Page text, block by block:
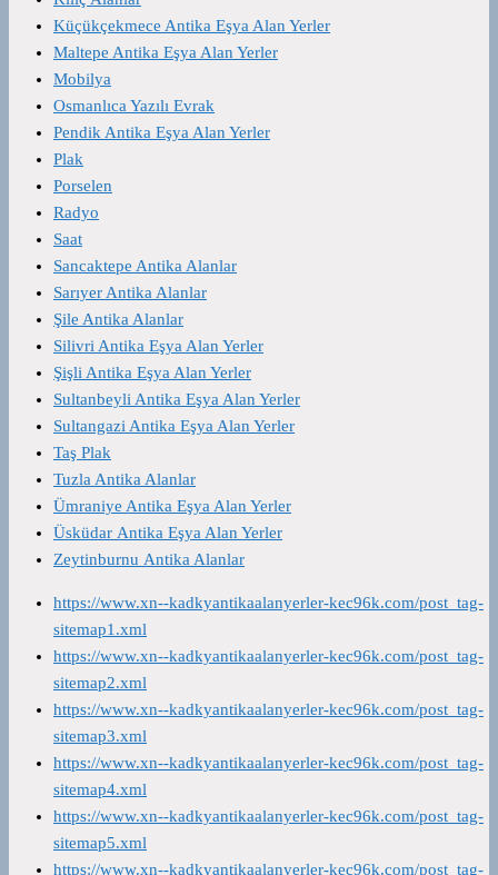
Küçükçekmece Antika Eşya Alan Yerler
Maltepe Antika Eşya Alan Yerler
Mobilya
Osmanlıca Yazılı Evrak
Pendik Antika Eşya Alan Yerler
Plak
Porselen
Radyo
Saat
Sancaktepe Antika Alanlar
Sarıyer Antika Alanlar
Şile Antika Alanlar
Silivri Antika Eşya Alan Yerler
Şişli Antika Eşya Alan Yerler
Sultanbeyli Antika Eşya Alan Yerler
Sultangazi Antika Eşya Alan Yerler
Taş Plak
Tuzla Antika Alanlar
Ümraniye Antika Eşya Alan Yerler
Üsküdar Antika Eşya Alan Yerler
Zeytinburnu Antika Alanlar
https://www.xn--kadkyantikaalanyerler-kec96k.com/post_tag-
sitemap1.xml
https://www.xn--kadkyantikaalanyerler-kec96k.com/post_tag-
sitemap2.xml
https://www.xn--kadkyantikaalanyerler-kec96k.com/post_tag-
sitemap3.xml
https://www.xn--kadkyantikaalanyerler-kec96k.com/post_tag-
sitemap4.xml
https://www.xn--kadkyantikaalanyerler-kec96k.com/post_tag-
sitemap5.xml
https://www.xn--kadkyantikaalanyerler-kec96k.com/post_tag-